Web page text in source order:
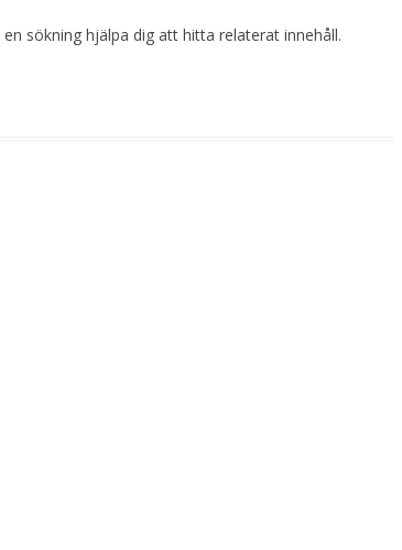
sökning hjälpa dig att hitta relaterat innehåll.